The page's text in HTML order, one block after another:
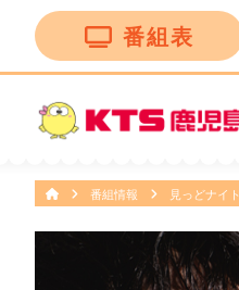
番組表
トークバラエティー”！
番組情報 見っどナイト